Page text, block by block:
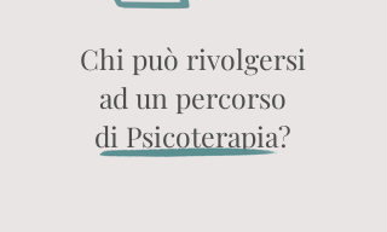
Chi può rivolgersi
ad un percorso
di Psicoterapia?